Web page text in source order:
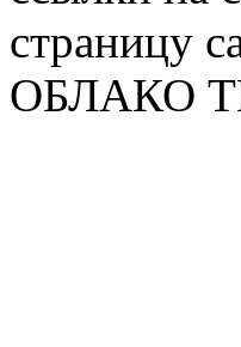
страницу
ОБЛАКО